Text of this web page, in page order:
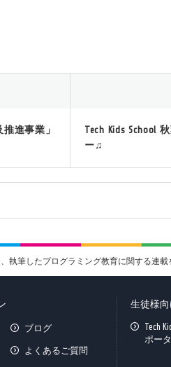
進事業」
Tech Kids School
ー♫
執筆したプログラミング教育に関する連
ブログ
よくあるご質問
生徒様
Tech
ポー